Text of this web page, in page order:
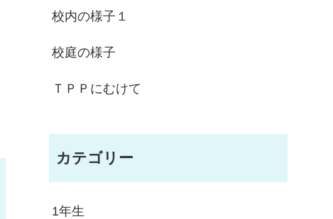
校内の様子１
校庭の様子
ＴＰＰにむけて
カテゴリー
1年生